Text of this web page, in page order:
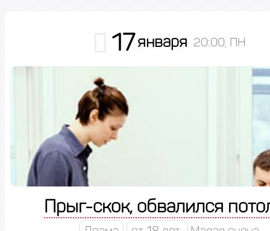
17 января 20:00, ПН
Прыг-скок, обвалился